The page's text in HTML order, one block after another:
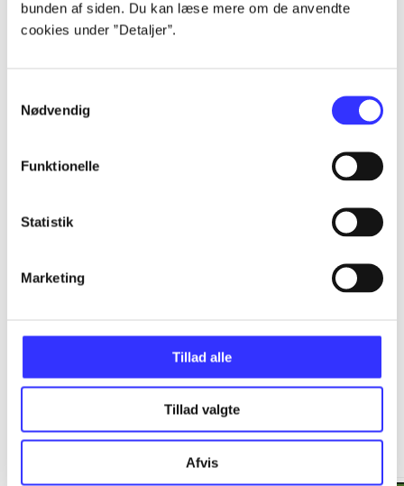
bunden af siden. Du kan læse mere om de anvendte
cookies under ”Detaljer”.
Nødvendig
Funktionelle
Statistik
Marketing
Tillad alle
Tillad valgte
Afvis
Alle registrerede artikler fordelt på udgivelser
Minder om